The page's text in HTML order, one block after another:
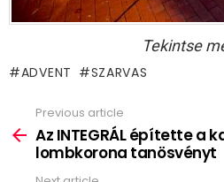
Tekintse
ADVENT SZARVAS
more
Previous article
Az INTEGRÁL építette a
lombkorona tanösvényt